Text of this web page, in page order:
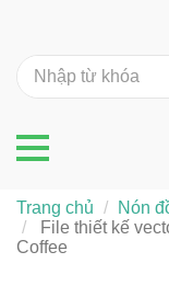
Trang chủ
Nón
File thiết kế
Coffee